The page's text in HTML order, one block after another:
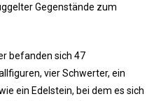
Gegenstände zum
befanden sich 47
vier Schwerter, ein
ein Edelstein, bei dem es sich